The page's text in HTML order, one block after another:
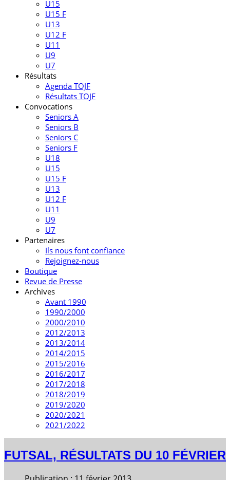
U15
U15 F
U13
U12 F
U11
U9
U7
Résultats
Agenda TOJF
Résultats TOJF
Convocations
Seniors A
Seniors B
Seniors C
Seniors F
U18
U15
U15 F
U13
U12 F
U11
U9
U7
Partenaires
Ils nous font confiance
Rejoignez-nous
Boutique
Revue de Presse
Archives
Avant 1990
1990/2000
2000/2010
2012/2013
2013/2014
2014/2015
2015/2016
2016/2017
2017/2018
2018/2019
2019/2020
2020/2021
2021/2022
FUTSAL, RÉSULTATS DU 10 FÉVRIER